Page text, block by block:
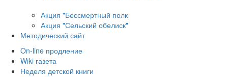
Акция "Бессмертный полк
Акция "Сельский обелиск"
Методический сайт
On-line продление
Wiki газета
Неделя детской книги